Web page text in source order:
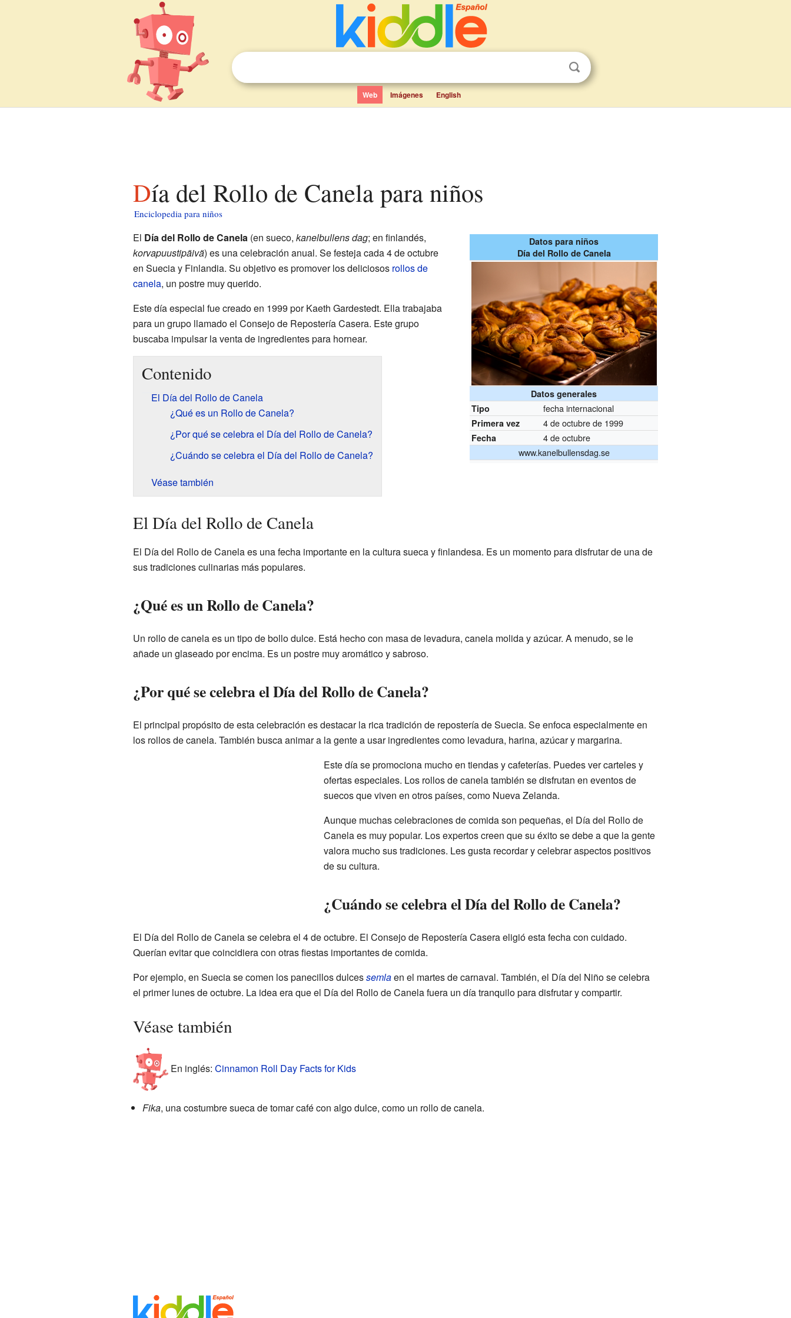
Web Imágenes English
Día del Rollo de Canela para niños
Enciclopedia para niños
Datos para niños
Día del Rollo de Canela
Datos generales
Tipo
fecha internacional
Primera vez 4 de octubre de 1999
Fecha
4 de octubre
www.kanelbullensdag.se
El Día del Rollo de Canela(en sueco, kanelbullens dag; en finlandés,
korvapuustipäivä) es una celebración anual. Se festeja cada 4 de octubre
en Suecia y Finlandia. Su objetivo es promover los deliciosos rollos de
canela, un postre muy querido.
Este día especial fue creado en 1999 por Kaeth Gardestedt. Ella trabajaba
para un grupo llamado el Consejo de Repostería Casera. Este grupo
buscaba impulsar la venta de ingredientes para hornear.
Contenido
El Día del Rollo de Canela
¿Qué es un Rollo de Canela?
¿Por qué se celebra el Día del Rollo de Canela?
¿Cuándo se celebra el Día del Rollo de Canela?
Véase también
El Día del Rollo de Canela
El Día del Rollo de Canela es una fecha importante en la cultura sueca y finlandesa. Es un momento para disfrutar de una de
sus tradiciones culinarias más populares.
¿Qué es un Rollo de Canela?
Un rollo de canela es un tipo de bollo dulce. Está hecho con masa de levadura, canela molida y azúcar. A menudo, se le
añade un glaseado por encima. Es un postre muy aromático y sabroso.
¿Por qué se celebra el Día del Rollo de Canela?
El principal propósito de esta celebración es destacar la rica tradición de repostería de Suecia. Se enfoca especialmente en
los rollos de canela. También busca animar a la gente a usar ingredientes como levadura, harina, azúcar y margarina.
Este día se promociona mucho en tiendas y cafeterías. Puedes ver carteles y
ofertas especiales. Los rollos de canela también se disfrutan en eventos de
suecos que viven en otros países, como Nueva Zelanda.
Aunque muchas celebraciones de comida son pequeñas, el Día del Rollo de
Canela es muy popular. Los expertos creen que su éxito se debe a que la gente
valora mucho sus tradiciones. Les gusta recordar y celebrar aspectos positivos
de su cultura.
¿Cuándo se celebra el Día del Rollo de Canela?
El Día del Rollo de Canela se celebra el 4 de octubre. El Consejo de Repostería Casera eligió esta fecha con cuidado.
Querían evitar que coincidiera con otras fiestas importantes de comida.
Por ejemplo, en Suecia se comen los panecillos dulcessemlaen el martes de carnaval. También, el Día del Niño se celebra
el primer lunes de octubre. La idea era que el Día del Rollo de Canela fuera un día tranquilo para disfrutar y compartir.
Véase también
En inglés: Cinnamon Roll Day Facts for Kids
Fika, una costumbre sueca de tomar café con algo dulce, como un rollo de canela.